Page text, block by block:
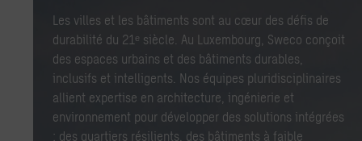
Les villes et les bâtiments sont au cœur des défis de
durabilité du 21ᵉ siècle. Au Luxembourg, Sweco conçoit
des espaces urbains et des bâtiments durables,
inclusifs et intelligents. Nos équipes pluridisciplinaires
allient expertise en architecture, ingénierie et
environnement pour développer des solutions intégrées
: des quartiers résilients, des bâtiments à faible